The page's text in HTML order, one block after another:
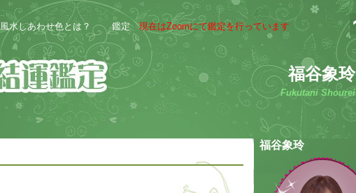
福谷象玲
Fukutani Shourei
風水しあわせ色とは？ 鑑定現在はZoomにて鑑定を行っています
福谷象玲